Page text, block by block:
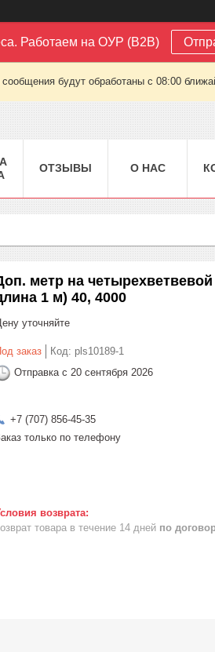
Работаем на ОУР (B2B)
будут обработаны с 08:00
ОТЗЫВЫ О НАС
метр на
1 м) 40, 4000
Цену уточняйте
заказ Код: pls10189-1
Отправка с 20 сентября 2026
+7 (707) 856-45-35
только по телефону
товара в течение 14 дней по